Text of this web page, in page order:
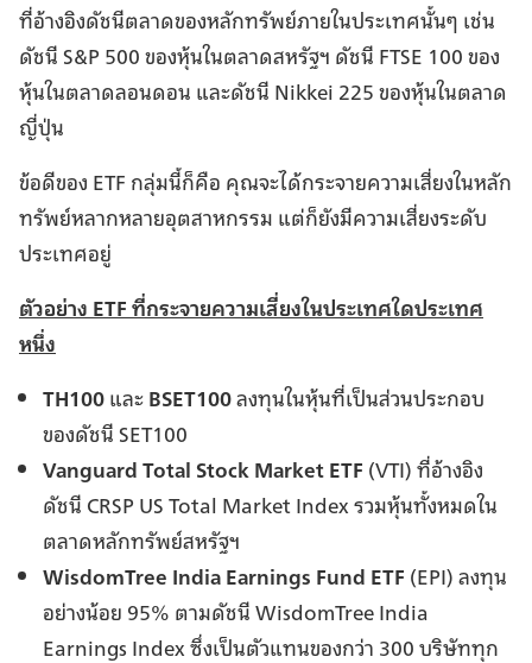
ที่อ้างอิงดัชนีตลาดของหลักทรัพย์ภายในประเทศนั้นๆ เช่น
ดัชนี S&P 500 ของหุ้นในตลาดสหรัฐฯ ดัชนี FTSE 100 ของ
หุ้นในตลาดลอนดอน และดัชนี Nikkei 225 ของหุ้นในตลาด
ญี่ปุ่น
ข้อดีของ ETF กลุ่มนี้ก็คือ คุณจะได้กระจายความเสี่ยงในหลัก
ทรัพย์หลากหลายอุตสาหกรรม แต่ก็ยังมีความเสี่ยงระดับ
ประเทศอยู่
ตัวอย่าง ETF ที่กระจายความเสี่ยงในประเทศใดประเทศ
หนึ่ง
TH100และBSET100ลงทุนในหุ้นที่เป็นส่วนประกอบ
ของดัชนี SET100
Vanguard Total Stock Market ETF (VTI) ที่อ้างอิง
ดัชนี CRSP US Total Market Index รวมหุ้นทั้งหมดใน
ตลาดหลักทรัพย์สหรัฐฯ
WisdomTree India Earnings Fund ETF (EPI) ลงทุน
อย่างน้อย 95% ตามดัชนี WisdomTree India
Earnings Index ซึ่งเป็นตัวแทนของกว่า 300 บริษัททุก